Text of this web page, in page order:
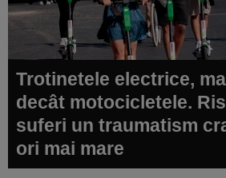
Trotinetele electrice,
decât motocicletele.
suferi un traumatism
ori mai mare